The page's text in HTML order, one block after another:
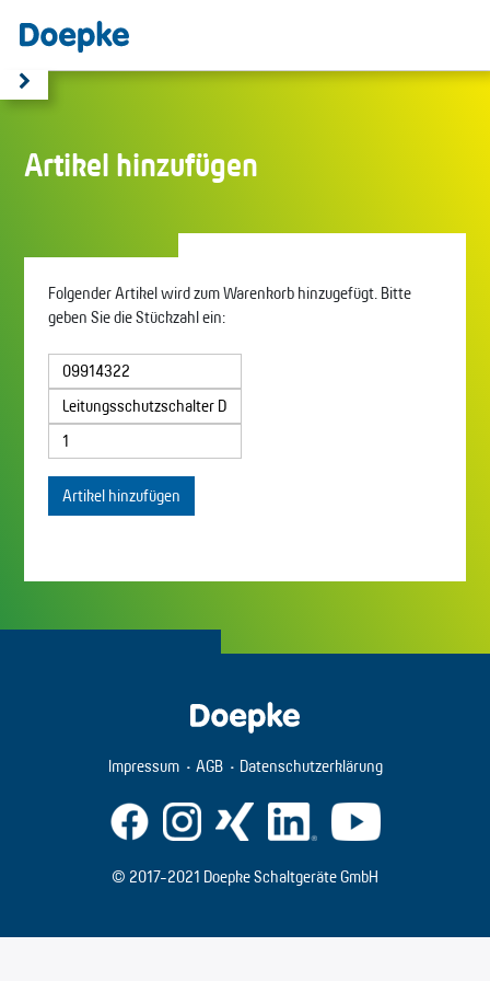
Artikel hinzufügen
Folgender Artikel wird zum Warenkorb hinzugefügt. Bitte
geben Sie die Stückzahl ein:
Artikel hinzufügen
Impressum AGB Datenschutzerklärung
© 2017-2021 Doepke Schaltgeräte GmbH